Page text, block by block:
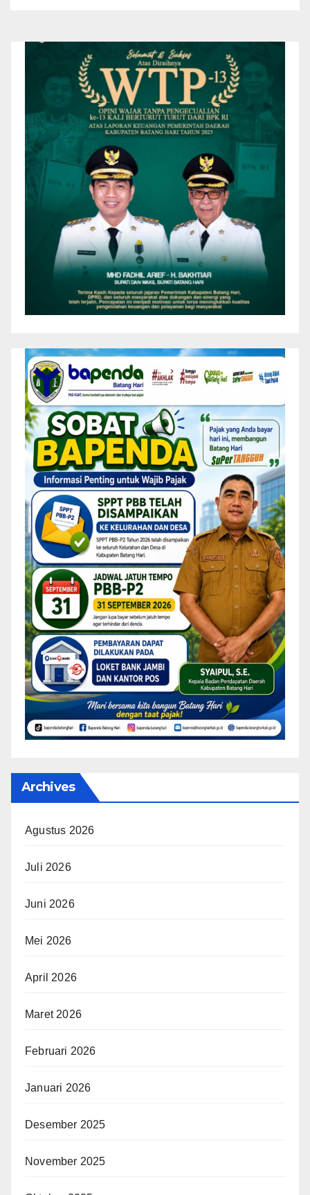
Archives
Agustus 2026
Juli 2026
Juni 2026
Mei 2026
April 2026
Maret 2026
Februari 2026
Januari 2026
Desember 2025
November 2025